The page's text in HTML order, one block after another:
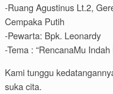
-Ruang Agustinus Lt.2,
Cempaka Putih
-Pewarta: Bpk. Leonardy
-Tema : “RencanaMu Indah
Kami tunggu
suka cita.